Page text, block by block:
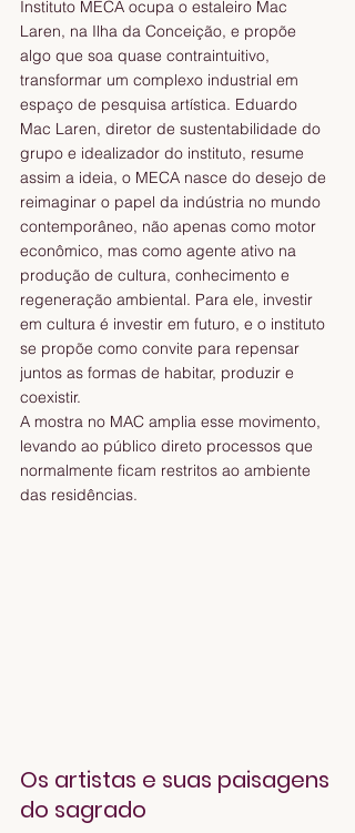
Instituto MECA ocupa o estaleiro Mac
Laren, na Ilha da Conceição, e propõe
algo que soa quase contraintuitivo,
transformar um complexo industrial em
espaço de pesquisa artística. Eduardo
Mac Laren, diretor de sustentabilidade do
grupo e idealizador do instituto, resume
assim a ideia, o MECA nasce do desejo de
reimaginar o papel da indústria no mundo
contemporâneo, não apenas como motor
econômico, mas como agente ativo na
produção de cultura, conhecimento e
regeneração ambiental. Para ele, investir
em cultura é investir em futuro, e o instituto
se propõe como convite para repensar
juntos as formas de habitar, produzir e
coexistir.
A mostra no MAC amplia esse movimento,
levando ao público direto processos que
normalmente ficam restritos ao ambiente
das residências.
Os artistas e suas paisagens
do sagrado